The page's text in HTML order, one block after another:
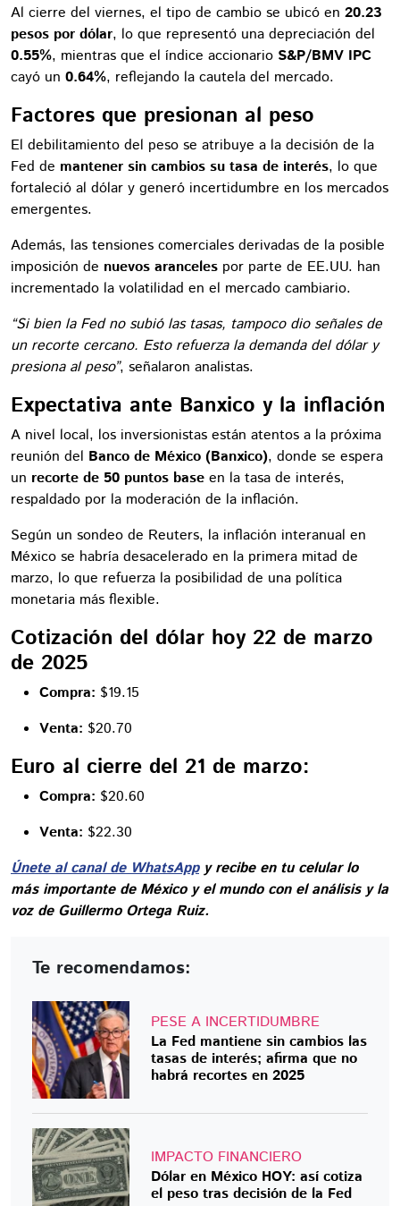
Al cierre del viernes, el tipo de cambio se ubicó en 20.23
pesos por dólar, lo que representó una depreciación del
0.55%, mientras que el índice accionario S&P/BMV IPC
cayó un 0.64%, reflejando la cautela del mercado.
Factores que presionan al peso
El debilitamiento del peso se atribuye a la decisión de la
Fed de mantener sin cambios su tasa de interés, lo que
fortaleció al dólar y generó incertidumbre en los mercados
emergentes.
Además, las tensiones comerciales derivadas de la posible
imposición de nuevos aranceles por parte de EE.UU. han
incrementado la volatilidad en el mercado cambiario.
“Si bien la Fed no subió las tasas, tampoco dio señales de
un recorte cercano. Esto refuerza la demanda del dólar y
presiona al peso”, señalaron analistas.
Expectativa ante Banxico y la inflación
A nivel local, los inversionistas están atentos a la próxima
reunión del Banco de México (Banxico), donde se espera
un recorte de 50 puntos base en la tasa de interés,
respaldado por la moderación de la inflación.
Según un sondeo de Reuters, la inflación interanual en
México se habría desacelerado en la primera mitad de
marzo, lo que refuerza la posibilidad de una política
monetaria más flexible.
Cotización del dólar hoy 22 de marzo
de 2025
Compra: $19.15
Venta: $20.70
Euro al cierre del 21 de marzo:
Compra: $20.60
Venta: $22.30
Únete al canal de WhatsAppy recibe en tu celular lo
más importante de México y el mundo con el análisis y la
voz de Guillermo Ortega Ruiz.
Te recomendamos:
PESE A INCERTIDUMBRE
La Fed mantiene sin cambios las
tasas de interés; afirma que no
habrá recortes en 2025
IMPACTO FINANCIERO
Dólar en México HOY: así cotiza
el peso tras decisión de la Fed